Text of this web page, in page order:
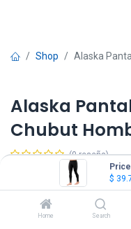
$
Home Search
Shop Alaska
Alaska
Chubut
(0 reseña)
39.737,78 IVA